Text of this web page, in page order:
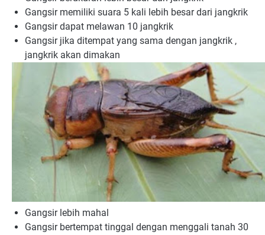
Gangsir memiliki suara 5 kali lebih besar dari jangkrik
Gangsir dapat melawan 10 jangkrik
Gangsir jika ditempat yang sama dengan jangkrik ,
jangkrik akan dimakan
Gangsir lebih mahal
Gangsir bertempat tinggal dengan menggali tanah 30